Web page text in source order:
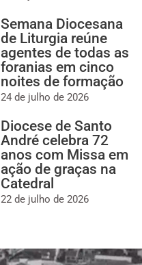
Semana Diocesana
de Liturgia reúne
agentes de todas as
foranias em cinco
noites de formação
24 de julho de 2026
Diocese de Santo
André celebra 72
anos com Missa em
ação de graças na
Catedral
22 de julho de 2026